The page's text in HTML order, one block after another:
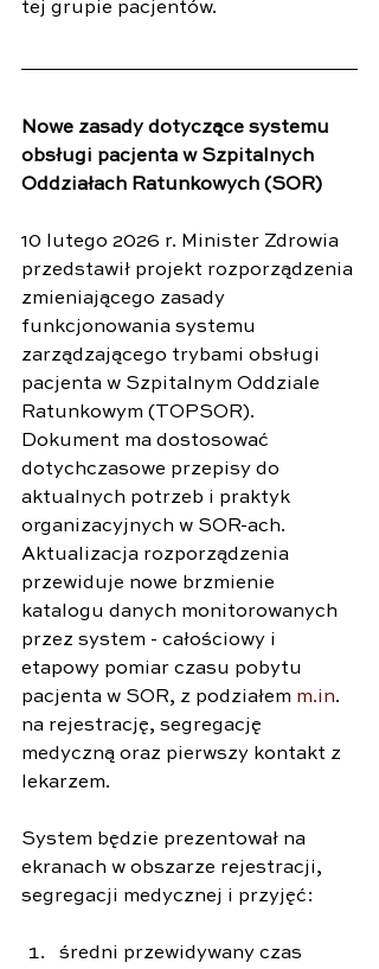
tej grupie pacjentów.
Nowe zasady dotyczące systemu
obsługi pacjenta w Szpitalnych
Oddziałach Ratunkowych (SOR)
10 lutego 2026 r. Minister Zdrowia
przedstawił projekt rozporządzenia
zmieniającego zasady
funkcjonowania systemu
zarządzającego trybami obsługi
pacjenta w Szpitalnym Oddziale
Ratunkowym (TOPSOR).
Dokument ma dostosować
dotychczasowe przepisy do
aktualnych potrzeb i praktyk
organizacyjnych w SOR-ach.
Aktualizacja rozporządzenia
przewiduje nowe brzmienie
katalogu danych monitorowanych
przez system - całościowy i
etapowy pomiar czasu pobytu
pacjenta w SOR, z podziałem m.in.
na rejestrację, segregację
medyczną oraz pierwszy kontakt z
lekarzem.
System będzie prezentował na
ekranach w obszarze rejestracji,
segregacji medycznej i przyjęć:
średni przewidywany czas